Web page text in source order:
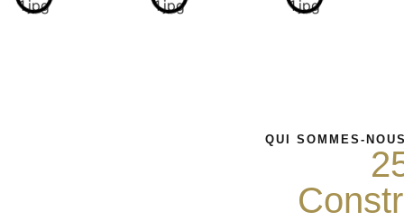
QUI SOMMES-